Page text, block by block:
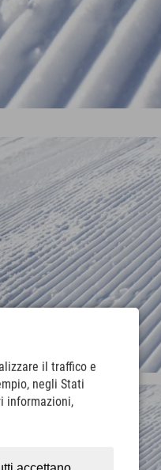
il traffico e
negli Stati
informazioni,